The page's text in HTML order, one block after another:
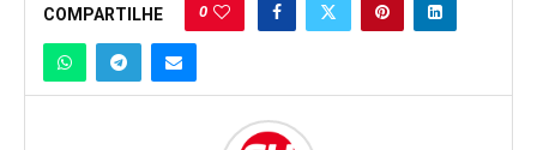
COMPARTILHE 0